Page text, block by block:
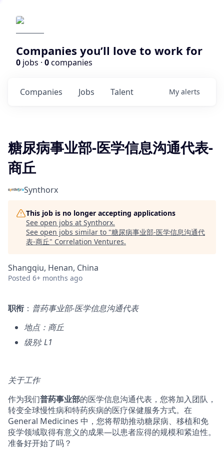
Companies you’ll love to work for
0 jobs · 0companies
Jobs
Companies Talent My alerts
糖尿病事业部-医学信息沟通代表-
商丘
Synthorx
This job is no longer accepting applications
See open jobs at Synthorx.
See open jobs similar to "糖尿病事业部-医学信息沟通代
表-商丘" Correlation Ventures.
Shangqiu, Henan, China
Posted 6+ months ago
职衔 ： 普药事业部-医学信息沟通代表
地点：商丘
级别: L1
关于工作
作为我们普药事业部的医学信息沟通代表，您将加入团队，
转变全球慢性病和特药疾病的医疗保健服务方式。在
General Medicines 中，您将帮助推动糖尿病、移植和免
疫学领域取得有意义的成果—以患者应得的规模和紧迫性。
准备好开始了吗？